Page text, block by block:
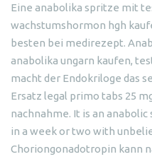
Eine anabolika spritze mit
wachstumshormon hgh
besten bei medirezept.
anabolika ungarn kaufen,
macht der Endokriloge das
Ersatz legal primo tabs 25
nachnahme. It is an
in a week or two with
Choriongonadotropin kann